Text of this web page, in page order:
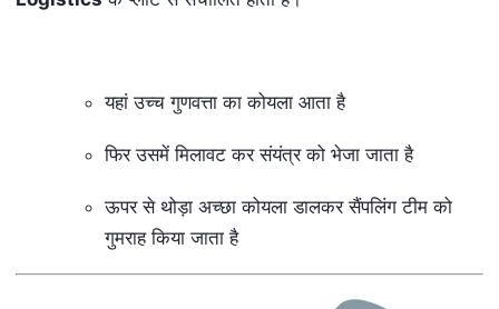
यहां उच्च गुणवत्ता का कोयला आता है
फिर उसमें मिलावट कर संयंत्र को भेजा जाता है
ऊपर से थोड़ा अच्छा कोयला डालकर सैंपलिंग टीम को
गुमराह किया जाता है